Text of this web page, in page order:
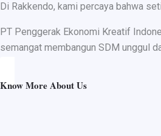
Di Rakkendo, kami percaya bahwa
PT Penggerak Ekonomi Kreatif
semangat membangun SDM unggul
Know More About Us